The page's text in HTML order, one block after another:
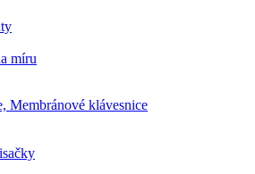
míru
Membránové klávesnice